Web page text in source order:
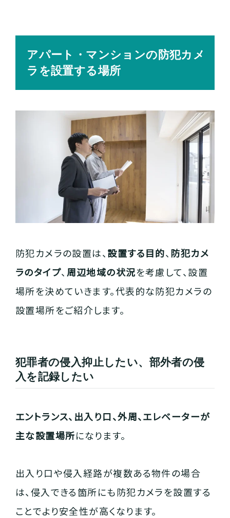
アパート・マンションの防犯カメ
ラを設置する場所
防犯カメラの設置は、 設置する目的、 防犯カメ
ラのタイプ、 周辺地域の状況を考慮して、設置
場所を決めていきます。代表的な防犯カメラの
設置場所をご紹介します。
犯罪者の侵入抑止したい、部外者の侵
入を記録したい
エントランス、出入り口、外周、エレベーターが
主な設置場所になります。
出入り口や侵入経路が複数ある物件の場合
は、侵入できる箇所にも防犯カメラを設置する
ことでより安全性が高くなります。